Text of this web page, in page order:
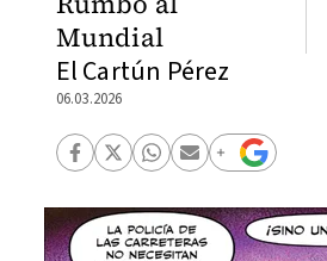
Mundial
El Cartún Pérez
06.03.2026